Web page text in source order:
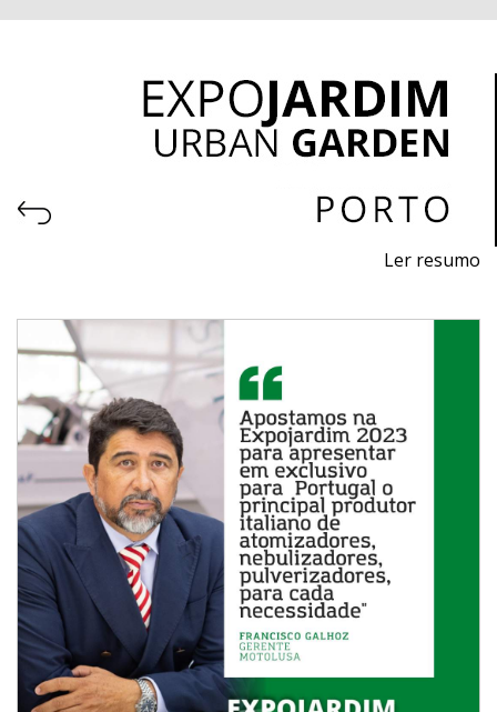
Ler resumo
produtos, piscinas e acessórios para jardinagem.
4ª Feira profissional de equipamentos, produtos e
serviços para o ambiente urbano, ecológico e
sustentável.
16 a 18 de março de 2023 - EXPONOR - Matosinhos -
Porto
quinta a sábado - 10h / 19h